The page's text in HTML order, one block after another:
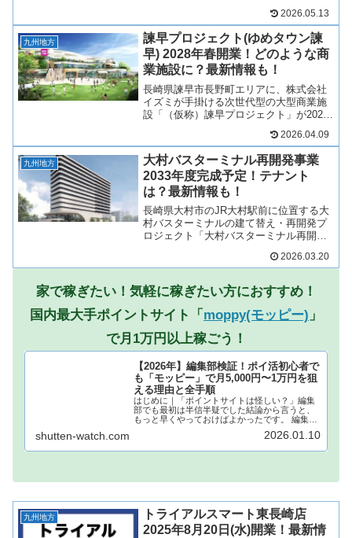
ル・エー・プラザ）」として建て替わる
計画が明らかになりました！イオン佐世
保店は解...
2026.05.13
九州地方
諫早プロジェクト(ゆめタウン諫
早) 2028年春開業！どのような商
業施設に？最新情報も！
長崎県諫早市長野町エリアに、株式会社
イズミが手掛ける次世代型の大型商業施
設「（仮称）諫早プロジェクト」が2028
早」として計画が進められてきました
が、2026年4月9日にイズミより正式発表
があり、「GMS...
2026.04.09
九州地方
大村バスターミナル再開発事業
2033年度完成予定！テナント
は？最新情報も！
長崎県大村市のJR大村駅前に位置する大
村バスターミナルの建て替え・再開発プ
ロジェクト「大村バスターミナル再開発
バスターミナルが一新され、バスターミ
ンからなる複合タワ...
2026.03.20
家で稼ぎたい！気軽に稼ぎたい方におすすめ！
国内最大手ポイントサイト「 moppy(モッピー) 」
で月1万円以上稼ごう！
【2026年】編集部検証！ポイ活初心者で
も「モッピー」で月5,000円〜1万円を狙
える理由と全手順
はじめに｜「ポイントサイトは怪しい？」編集
部でも最初は半信半疑でした結論から言うと、
もっと早くやっておけばよかったです。 編集部
てきましたが、本当にお金になるの？個人情報
shutten-watch.com 2026.01.10
九州地方
トライアルスマート東長崎店
2025年8月20日(水)開業！最新情